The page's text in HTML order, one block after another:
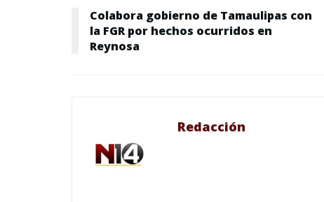
Colabora gobierno de Tamaulipas con
la FGR por hechos ocurridos en
Reynosa
Redacción